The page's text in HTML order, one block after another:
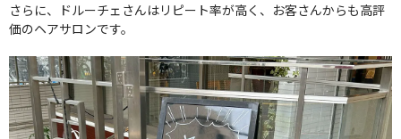
さらに、ドルーチェさんはリピート率が高く、お客さんからも高評
価のヘアサロンです。